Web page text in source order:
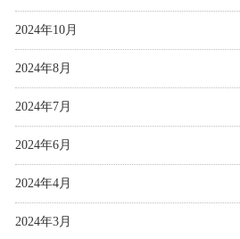
2024年10月
2024年8月
2024年7月
2024年6月
2024年4月
2024年3月